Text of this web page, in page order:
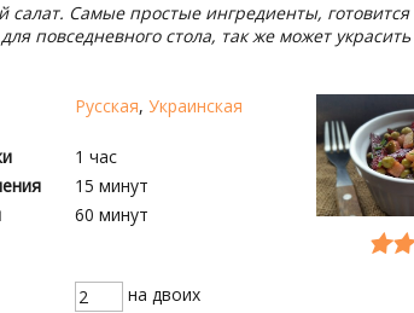
салат. Самые простые ингредиенты, готовится
повседневного стола, так же может
Русская,Украинская
1 час
15 минут
60 минут
на двоих